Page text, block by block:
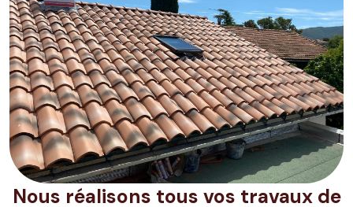
Nous réalisons tous vos travaux de